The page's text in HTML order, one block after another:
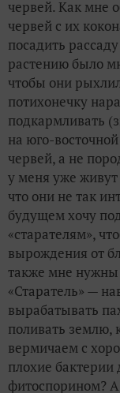
червей. Как мне
червей с их
посадить
растению было
чтобы они
потихонечку
подкармливать
на юго-
червей, а не
у меня уже
что они не так
будущем хочу
«старателям»,
вырождения от
также мне нужны
«Старатель» —
вырабатывать
поливать землю,
вермичаем с
плохие бактерии
фитоспорином? А